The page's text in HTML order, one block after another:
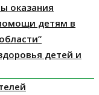
оказания
детям в
детей и